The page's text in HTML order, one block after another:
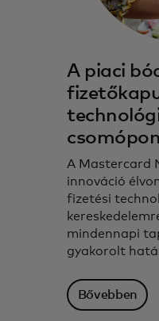
A piaci
A Mastercard
innováció
fizetési
mindennapi
gyakorolt
Bővebben